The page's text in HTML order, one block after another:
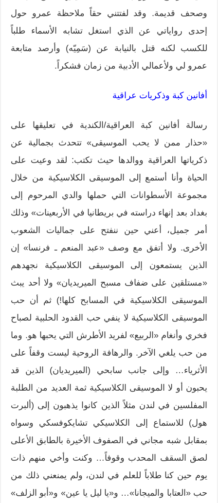
وصحف قديمة. وقد لفتتني حقاً ملاحظة عمرو حول
إحدى رواياتي عن الذي استغل تشابه الأسماء طلباً
للكسب لكنه قتل بالنيابة عن (سَمِيّه) وأرصد متابعة
عمرو لي ولأعمالي الأدبية من زمان فشكراً.
أفانين كبة وذكريات عراقية
رسالة أفانين كبة العراقية/الكندية في تعليقها على
«حذار ممن لا يحب الموسيقى» تتحدث بجمالية عن
ذكرياتها العراقية ووالدها حيث تكتب: لقد وعيت على
الحياة وأنا أستمع إلى الموسيقى الكلاسيكية من خلال
مجموعة الأسطوانات التي حملها والدي المرحوم إلى
بغداد بعد إنهاء دراسته في بريطانيا في الأربعينات» وذلك
أمر جميل، أعني حين ننفتح على جماليات الشعوب
الأخرى. ولا أتفق مع وصف «عبد المنعم ـ فرنسا» إن
الذين يستمعون إلى الموسيقى الكلاسيكية نجهدهم
«مستلقين على ضفاف مسبح الميريديان» ولا أحد يبث
الموسيقى الكلاسيكية في المسابح كلها!) ثم أن حب
الموسيقى الكلاسيكية لا ينفي حب القدود الحلبية لصباح
فخري وأنغام «الربيع» لفريد الأطرش التي يحبها هو. وما
من حب يلغي الآخر. والرهافة الروحية ليست وقفاً على
الأثرياء… وإلى جانب سابحي (الميريديان) الذين قد
يحبون أو لا الموسيقى الكلاسيكية ثمة العديد من الطلبة
المفلسين في لندن مثلاً الذين كانوا يذهبون إلى (ألبرت
هول) للاستماع إلى الكلاسيكي تشايكوفسكي وسواه
بمقابل شبه مجاني في الصفوف الأخيرة بالطابق الأعلى
لصق السقف المحدب وقوفاً… وكنت وأخي منهم ذات
يوم حين كنا طلاباً للعلم في لندن، ولم يمنعني ذلك من
حب «العتابا والميجانا»… و«يا ليل يا عين» و«أبو الزلف»